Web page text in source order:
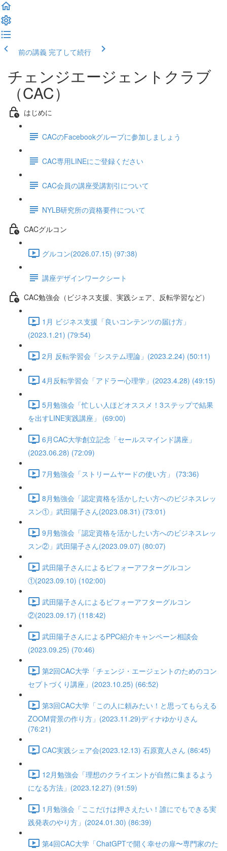
前の講義 完了して続行
チェンジエージェントクラブ
（CAC）
はじめに
CACのFacebookグループに参加しましょう
CAC専用LINEにご登録ください
CAC会員の講座受講割引について
NYLB研究所の資格要件について
CACグルコン
グルコン(2026.07.15) (97:38)
講座デザインワークシート
CAC勉強会（ビジネス支援、実践シェア、反転学習など）
1月 ビジネス支援「良いコンテンツの届け方」
(2023.1.21) (79:54)
2月 反転学習会「システム理論」(2023.2.24) (50:11)
4月反転学習会「アドラー心理学」(2023.4.28) (49:15)
5月勉強会「忙しい人ほどオススメ！3ステップで結果
を出すLINE実践講座」 (69:00)
6月CAC大学創立記念「セールスマインド講座」
(2023.06.28) (72:09)
7月勉強会「ストリームヤードの使い方」 (73:36)
8月勉強会「認定資格を活かしたい方へのビジネスレッ
スン①」武田陽子さん(2023.08.31) (73:01)
9月勉強会「認定資格を活かしたい方へのビジネスレッ
スン②」武田陽子さん(2023.09.07) (80:07)
武田陽子さんによるビフォーアフターグルコン
①(2023.09.10) (102:00)
武田陽子さんによるビフォーアフターグルコン
②(2023.09.17) (118:42)
武田陽子さんによるPPC紹介キャンペーン相談会
(2023.09.25) (70:46)
第2回CAC大学「チェンジ・エージェントのためのコン
セプトづくり講座」(2023.10.25) (66:52)
第3回CAC大学「この人に頼みたい！と思ってもらえる
ZOOM背景の作り方」(2023.11.29)ディナゆかりさん
(76:21)
CAC実践シェア会(2023.12.13) 石原寛人さん (86:45)
12月勉強会「理想のクライエントが自然に集まるよう
になる方法」(2023.12.27) (91:59)
1月勉強会「ここだけは押さえたい！誰にでもできる実
践発表のやり方」(2024.01.30) (86:39)
第4回CAC大学「ChatGPTで開く幸せの扉〜専門家のた